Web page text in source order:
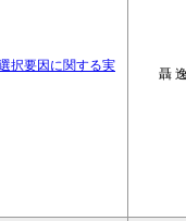
択要因に関する実
聶